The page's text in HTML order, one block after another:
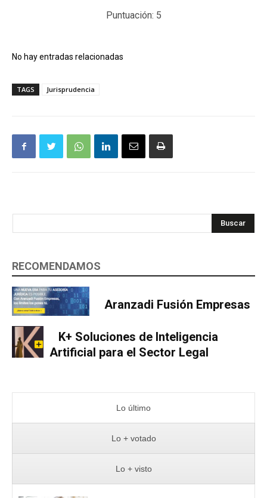
Puntuación: 5
No hay entradas relacionadas
TAGS Jurisprudencia
Buscar
RECOMENDAMOS
Aranzadi Fusión Empresas
K+ Soluciones de Inteligencia
Artificial para el Sector Legal
Lo último
Lo + votado
Lo + visto